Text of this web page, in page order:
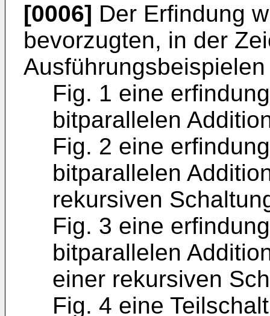
[0006] Der Erfindung
bevorzugten, in der
Fig. 1 eine
bitparallelen
Fig. 2 eine
bitparallelen
rekursiven
Fig. 3 eine
bitparallelen
einer rekursiven
Fig. 4 eine